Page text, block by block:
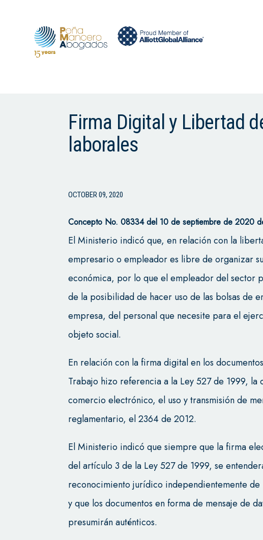
Firma Digital y Libertad
laborales
OCTOBER 09, 2020
Concepto No.08334del 10 de septiembre de 2020
El Ministerio indicó que, en relación con la
empresario o empleador es libre de organizar
económica, por lo que el empleador del sector
de la posibilidad de hacer uso de las bolsas de
empresa, del personal que necesite para el
objeto social.
En relación con la firma digital en los
Trabajo hizo referencia a la Ley 527 de 1999, la
comercio electrónico, el uso y transmisión de
reglamentario, el 2364 de 2012.
El Ministerio indicó que siempre que la firma
del artículo 3 de la Ley 527 de 1999, se
reconocimiento jurídico independientemente
y que los documentos en forma de mensaje de
presumirán auténticos.